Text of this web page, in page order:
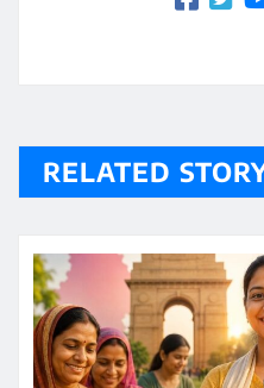
RELATED